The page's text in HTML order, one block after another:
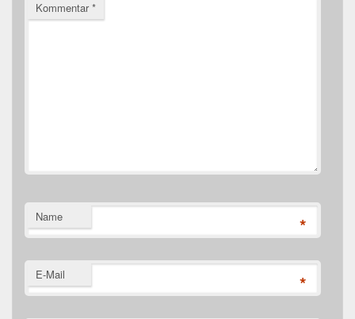
Kommentar*
Name *
E-Mail *